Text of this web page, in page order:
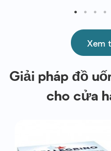
Xem
Giải pháp đồ
cho cửa